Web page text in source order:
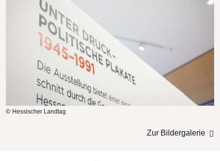
Hessischer Landtag
Zur Bildergalerie